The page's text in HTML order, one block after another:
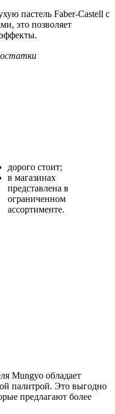
пастель Faber-Castell с
это позволяет
дорого стоит;
в магазинах
представлена в
ограниченном
ассортименте.
Mungyo обладает
палитрой. Это выгодно
предлагают более